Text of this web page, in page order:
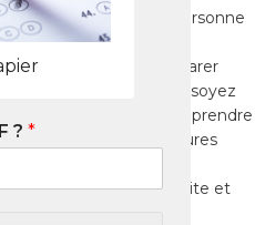
? *
pour toute personne
Canada. ÀMadras
cherchent à se préparer
optimal. Que vous soyez
à l’immigration, comprendre
d’examen et les meilleures
En outre, une
vos chances de réussite et
autorités canadiennes.